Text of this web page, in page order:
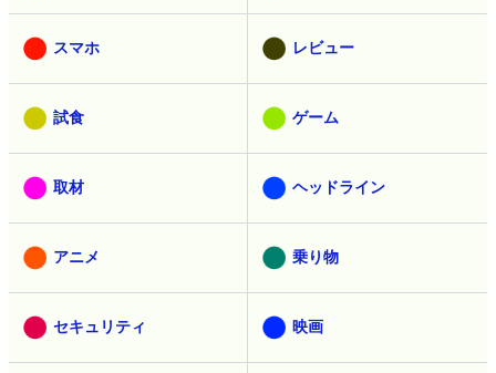
スマホ レビュー
試食 ゲーム
取材 ヘッドライン
アニメ 乗り物
セキュリティ 映画